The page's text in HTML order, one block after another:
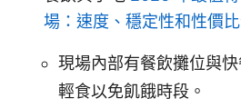
場：速度、穩定性和性價
現場內部有餐飲攤位與
輕食以免飢餓時段。